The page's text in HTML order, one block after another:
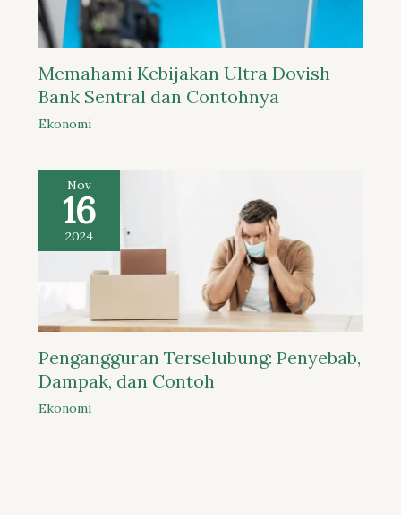
Memahami Kebijakan Ultra Dovish
Bank Sentral dan Contohnya
Ekonomi
Nov
16
2024
Pengangguran Terselubung: Penyebab,
Dampak, dan Contoh
Ekonomi